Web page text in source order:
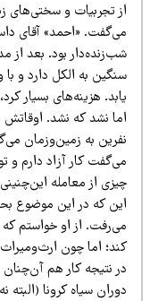
تجربیات و سختی‌های
«احمد» آقای داستان
بود. بعد از مدتی
به الکل دارد و با وجود
هزینه‌های بسیار کرد،
نشد که نشد. اوقاتش به
به زمین‌وزمان
کار آزاد دارم و تو
از معامله این‌چنینی تو
که در این موضوع بحث
از او خواستم که
اما چون ارث‌ومیراث
نتیجه کار هم آن‌چنان
سیاه کرونا (البته نه